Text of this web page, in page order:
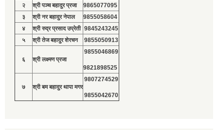
२
श्री पञ्च बहादुर प्रजा
9865077095
३
श्री नर बहादुर नेपाल
9855058604
४
श्री रुद्र प्रसाद उप्रेती 9845243245
५
श्री तेज बहादुर शेरचन 9855050913
६ श्री लक्ष्मण प्रजा
9855046869
9821898525
७ श्री बम बहादुर थापा मगर
9807274529
9855042670